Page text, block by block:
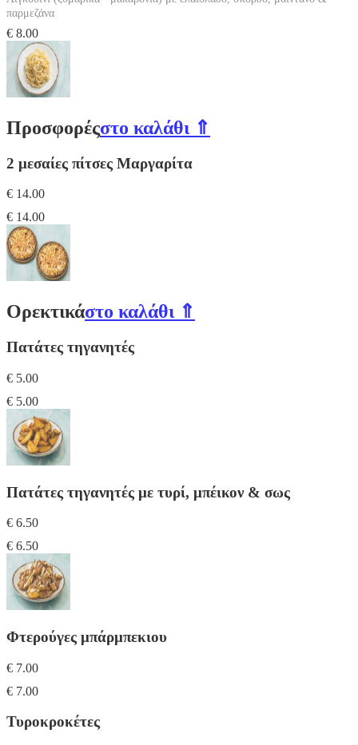
παρμεζάνα
€ 8.00
Προσφορέςστο καλάθι ⇑
2 μεσαίες πίτσες Μαργαρίτα
€ 14.00
€ 14.00
Ορεκτικάστο καλάθι ⇑
Πατάτες τηγανητές
€ 5.00
€ 5.00
Πατάτες τηγανητές με τυρί, μπέικον & σως
€ 6.50
€ 6.50
Φτερούγες μπάρμπεκιου
€ 7.00
€ 7.00
Τυροκροκέτες